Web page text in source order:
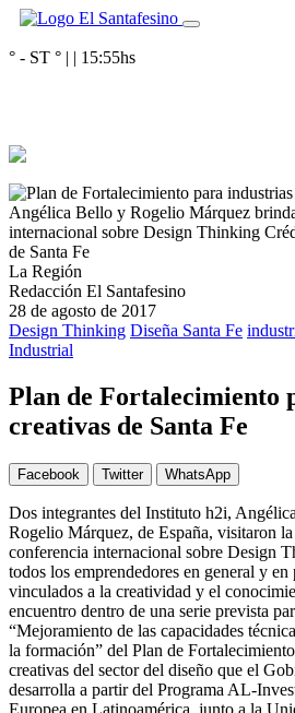
° - ST ° | | 15:55hs
Angélica Bello y Rogelio Márquez
internacional sobre Design Thinking
de Santa Fe
La Región
Redacción El Santafesino
28 de agosto de 2017
Design Thinking Diseña Santa Fe
Industrial
Plan de Fortalecimiento
creativas de Santa Fe
Facebook Twitter WhatsApp
Dos integrantes del Instituto h2i,
Rogelio Márquez, de España, visitaron
conferencia internacional sobre Design
todos los emprendedores en general y
vinculados a la creatividad y el
encuentro dentro de una serie prevista
“Mejoramiento de las capacidades
la formación” del Plan de
creativas del sector del diseño que el
desarrolla a partir del Programa AL-
Europea en Latinoamérica, junto a la